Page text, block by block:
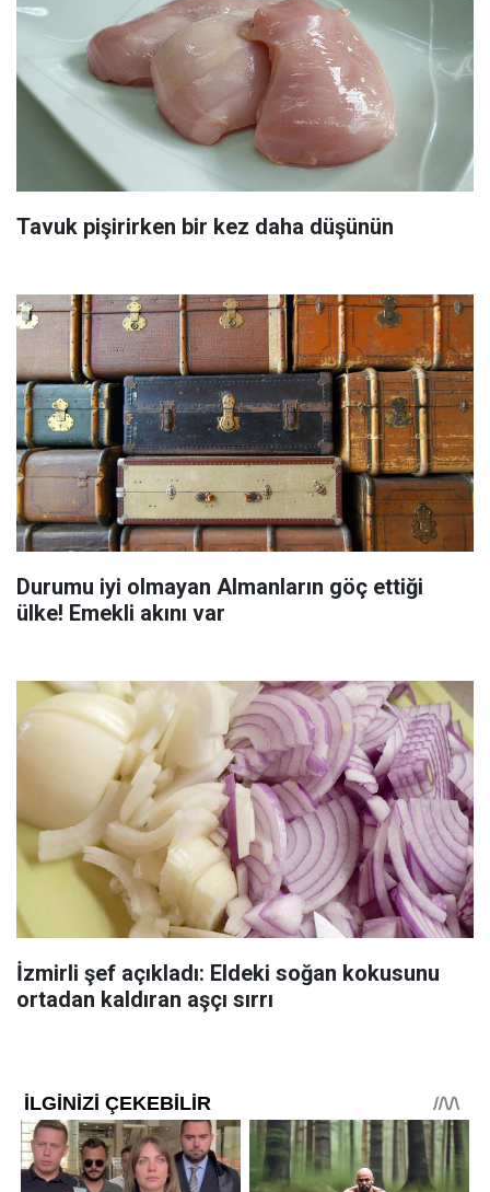
Tavuk pişirirken bir kez daha düşünün
Durumu iyi olmayan Almanların göç ettiği
ülke! Emekli akını var
İzmirli şef açıkladı: Eldeki soğan kokusunu
ortadan kaldıran aşçı sırrı